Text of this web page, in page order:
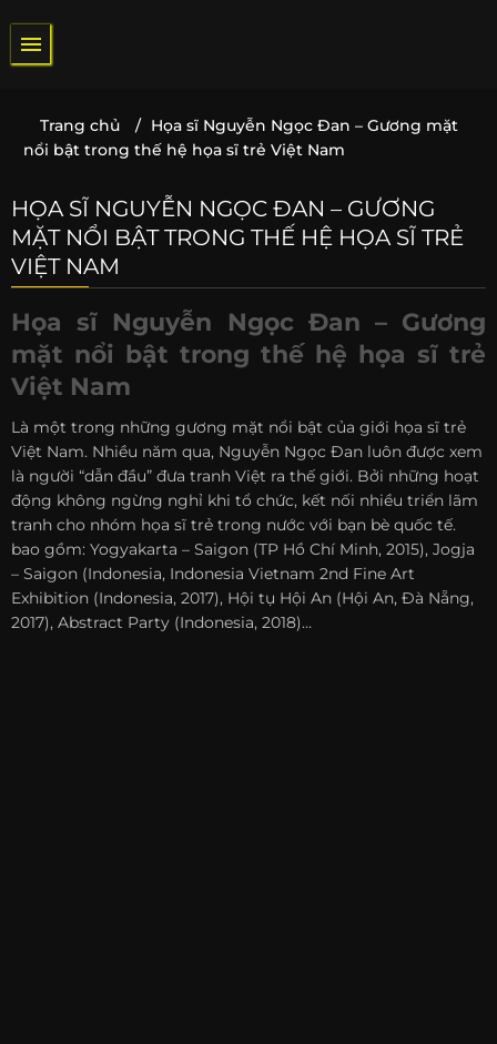
qua
nội
Trang chủ / Họa sĩ Nguyễn Ngọc Đan – Gương mặt
nổi bật trong thế hệ họa sĩ trẻ Việt Nam
HỌA SĨ NGUYỄN NGỌC ĐAN – GƯƠNG
MẶT NỔI BẬT TRONG THẾ HỆ HỌA SĨ TRẺ
VIỆT NAM
Họa sĩ Nguyễn Ngọc Đan – Gương
mặt nổi bật trong thế hệ họa sĩ trẻ
Việt Nam
Là một trong những gương mặt nổi bật của giới họa sĩ trẻ
Việt Nam. Nhiều năm qua, Nguyễn Ngọc Đan luôn được xem
là người “dẫn đầu” đưa tranh Việt ra thế giới. Bởi những hoạt
động không ngừng nghỉ khi tổ chức, kết nối nhiều triển lãm
tranh cho nhóm họa sĩ trẻ trong nước với bạn bè quốc tế.
bao gồm: Yogyakarta – Saigon (TP Hồ Chí Minh, 2015), Jogja
– Saigon (Indonesia, Indonesia Vietnam 2nd Fine Art
Exhibition (Indonesia, 2017), Hội tụ Hội An (Hội An, Đà Nẵng,
2017), Abstract Party (Indonesia, 2018)…